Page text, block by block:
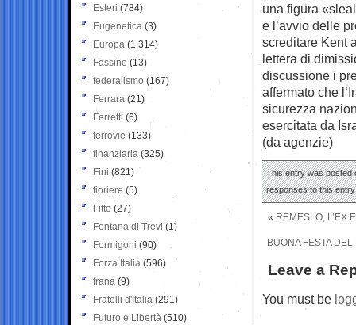
una figura
e l’avvio delle
screditare Kent
lettera di
discussione i
affermato che
sicurezza
esercitata da
(da agenzie)
This entry was posted
responses to this
« REMESLO, L’EX
BUONA FESTA DEL
Leave a
You must be
Esteri (784)
Eugenetica (3)
Europa (1.314)
Fassino (13)
federalismo (167)
Ferrara (21)
Ferretti (6)
ferrovie (133)
finanziaria (325)
Fini (821)
fioriere (5)
Fitto (27)
Fontana di Trevi (1)
Formigoni (90)
Forza Italia (596)
frana (9)
Fratelli d'Italia (291)
Futuro e Libertà (510)